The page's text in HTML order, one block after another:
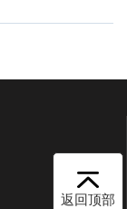
返回顶部